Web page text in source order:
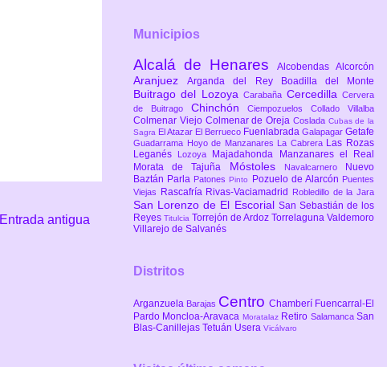
Entrada antigua
Municipios
Alcalá de Henares Alcobendas Alcorcón
AranjuezArganda del Rey Boadilla del Monte
Buitrago del LozoyaCarabaña CercedillaCervera
de Buitrago ChinchónCiempozuelosCollado Villalba
Colmenar Viejo Colmenar de Oreja Coslada Cubas de la
Sagra El Atazar El Berrueco Fuenlabrada Galapagar Getafe
Guadarrama Hoyo de Manzanares La Cabrera Las Rozas
Leganés
Lozoya Majadahonda
Manzanares el Real
Morata de Tajuña Móstoles Navalcarnero
Nuevo
Baztán Parla PatonesPinto Pozuelo de Alarcón Puentes
Viejas
Rascafría Rivas-Vaciamadrid Robledillo de la Jara
San Lorenzo de El Escorial San Sebastián de los
Reyes Titulcia Torrejón de Ardoz Torrelaguna Valdemoro
Villarejo de Salvanés
Distritos
Arganzuela Barajas Centro Chamberí Fuencarral-El
Pardo Moncloa-Aravaca Moratalaz Retiro SalamancaSan
Blas-Canillejas Tetuán Usera Vicálvaro